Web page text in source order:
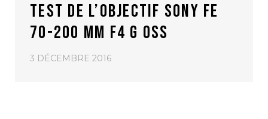
TEST DE L’OBJECTIF SONY FE
70-200 MM F4 G OSS
3 DÉCEMBRE 2016